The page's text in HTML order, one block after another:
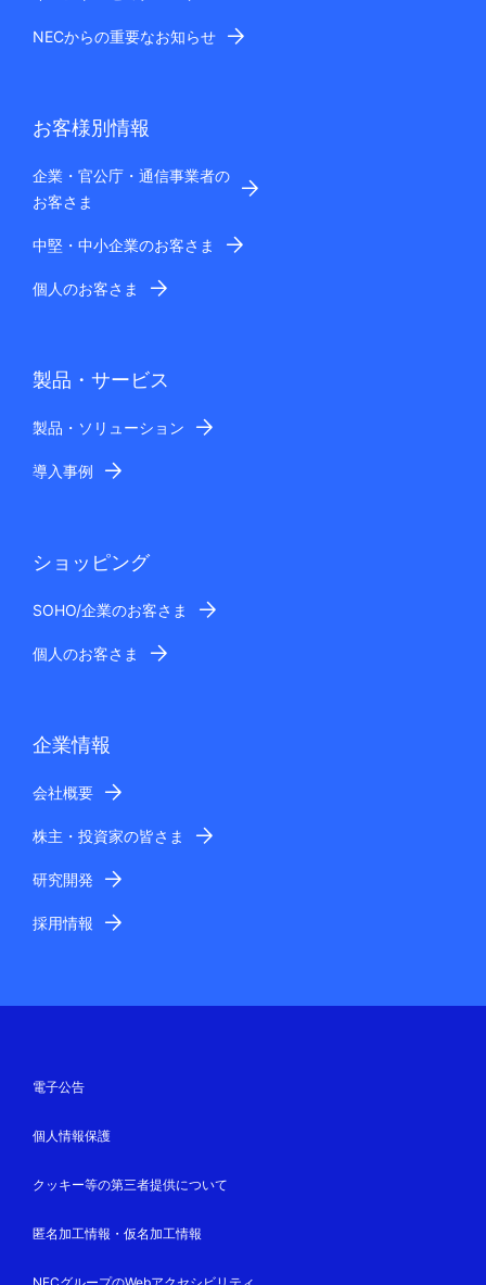
NECからの重要なお知らせ
お客様別情報
企業・官公庁・通信事業者の
お客さま
中堅・中小企業のお客さま
個人のお客さま
製品・サービス
製品・ソリューション
導入事例
ショッピング
SOHO/企業のお客さま
個人のお客さま
企業情報
会社概要
株主・投資家の皆さま
研究開発
採用情報
電子公告
個人情報保護
クッキー等の第三者提供について
匿名加工情報・仮名加工情報